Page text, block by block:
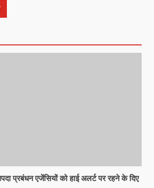
प्रबंधन एजेंसियों को हाई अलर्ट पर रहने के दिए